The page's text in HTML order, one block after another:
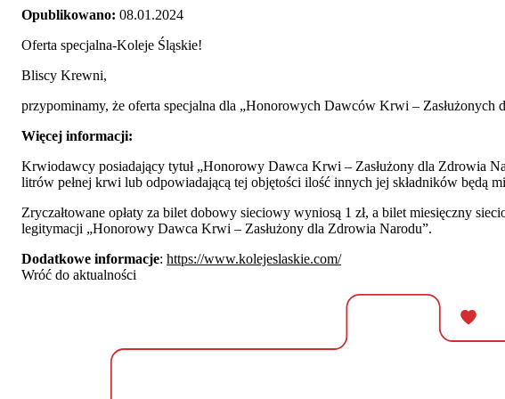
Opublikowano: 08.01.2024
Oferta specjalna-Koleje Śląskie!
Bliscy Krewni,
przypominamy, że oferta specjalna dla „Honorowych Dawców Krwi –
Więcej informacji:
Krwiodawcy posiadający tytuł „Honorowy Dawca Krwi – Zasłużony dla Zdrowia
litrów pełnej krwi lub odpowiadającą tej objętości ilość innych jej składników będą
Zryczałtowane opłaty za bilet dobowy sieciowy wyniosą 1 zł, a bilet miesięczny
legitymacji „Honorowy Dawca Krwi – Zasłużony dla Zdrowia Narodu”.
Dodatkowe informacje: https://www.kolejeslaskie.com/
Wróć do aktualności